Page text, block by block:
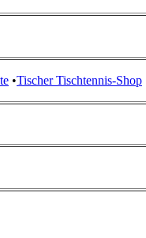
•Tischer Tischtennis-Shop